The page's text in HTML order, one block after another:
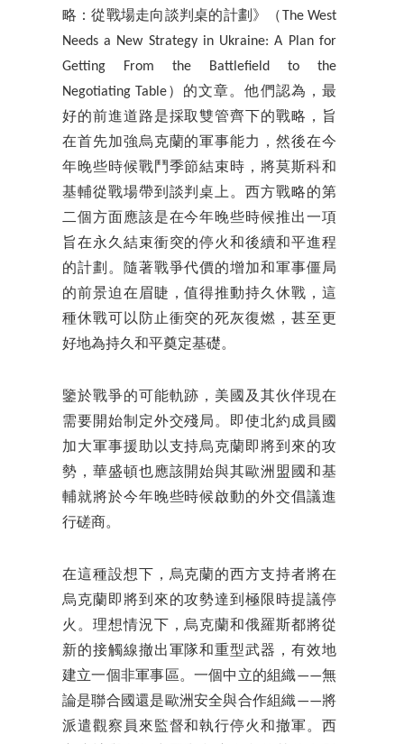
略：從戰場走向談判桌的計劃》（The West
Needs a New Strategy in Ukraine: A Plan for
Getting From the Battlefield to the
Negotiating Table）的文章。他們認為，最
好的前進道路是採取雙管齊下的戰略，旨
在首先加強烏克蘭的軍事能力，然後在今
年晚些時候戰鬥季節結束時，將莫斯科和
基輔從戰場帶到談判桌上。西方戰略的第
二個方面應該是在今年晚些時候推出一項
旨在永久結束衝突的停火和後續和平進程
的計劃。隨著戰爭代價的增加和軍事僵局
的前景迫在眉睫，值得推動持久休戰，這
種休戰可以防止衝突的死灰復燃，甚至更
好地為持久和平奠定基礎。
鑒於戰爭的可能軌跡，美國及其伙伴現在
需要開始制定外交殘局。即使北約成員國
加大軍事援助以支持烏克蘭即將到來的攻
勢，華盛頓也應該開始與其歐洲盟國和基
輔就將於今年晚些時候啟動的外交倡議進
行磋商。
在這種設想下，烏克蘭的西方支持者將在
烏克蘭即將到來的攻勢達到極限時提議停
火。理想情況下，烏克蘭和俄羅斯都將從
新的接觸線撤出軍隊和重型武器，有效地
建立一個非軍事區。一個中立的組織——無
論是聯合國還是歐洲安全與合作組織——將
派遣觀察員來監督和執行停火和撤軍。西